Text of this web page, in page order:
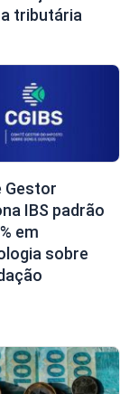
tributária
Gestor
IBS padrão
em
sobre